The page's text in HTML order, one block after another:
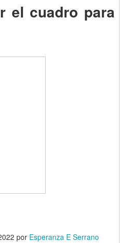
el cuadro para
por Esperanza E Serrano